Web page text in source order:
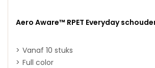
Aero Aware™ RPET Everyday
Vanaf 10 stuks
Full color